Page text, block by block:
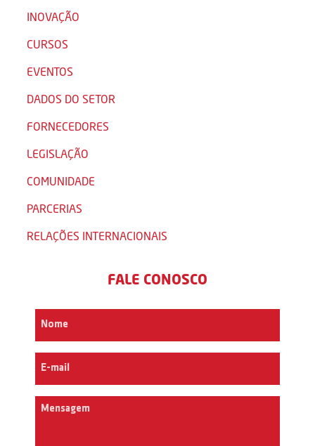
INOVAÇÃO
CURSOS
EVENTOS
DADOS DO SETOR
FORNECEDORES
LEGISLAÇÃO
COMUNIDADE
PARCERIAS
RELAÇÕES INTERNACIONAIS
FALE CONOSCO